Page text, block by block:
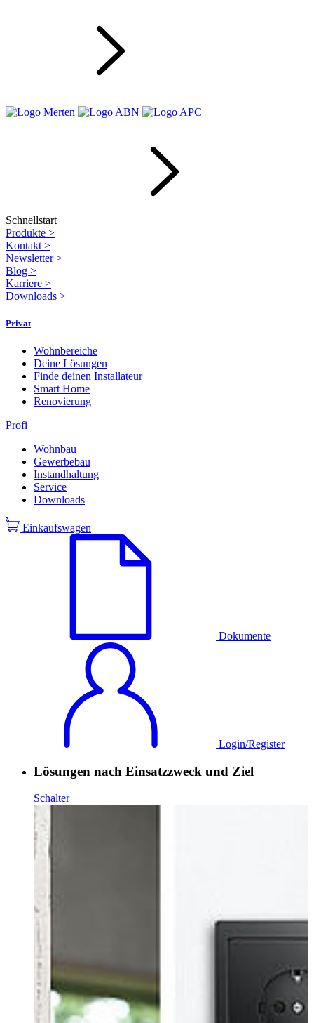
Schnellstart
Produkte >
Kontakt >
Newsletter>
Blog >
Karriere >
Downloads >
Privat
Wohnbereiche
Deine Lösungen
Finde deinen Installateur
Smart Home
Renovierung
Profi
Wohnbau
Gewerbebau
Instandhaltung
Service
Downloads
Einkaufswagen
Dokumente
Login/Register
Lösungen nach Einsatzzweck und Ziel
Schalter